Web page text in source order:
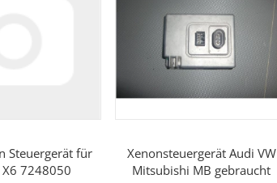
Steuergerät für
7248050
Xenonsteuergerät Audi VW
Mitsubishi MB gebraucht